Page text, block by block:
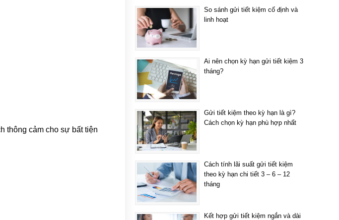
thông cảm cho sự bất tiện
So sánh gửi tiết kiệm cố định và
linh hoạt
Ai nên chọn kỳ hạn gửi tiết kiệm 3
tháng?
Gửi tiết kiệm theo kỳ hạn là gì?
Cách chọn kỳ hạn phù hợp nhất
Cách tính lãi suất gửi tiết kiệm
theo kỳ hạn chi tiết 3 – 6 – 12
tháng
Kết hợp gửi tiết kiệm ngắn và dài